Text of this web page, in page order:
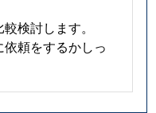
検討します。
頼をするかしっ